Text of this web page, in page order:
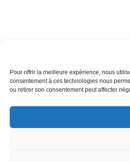
Pour offrir la meilleure expérience, nous
consentement à ces technologies nous
ou retirer son consentement peut affecter